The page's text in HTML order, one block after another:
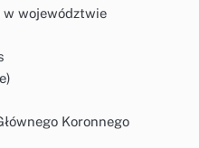
w województwie
Koronnego